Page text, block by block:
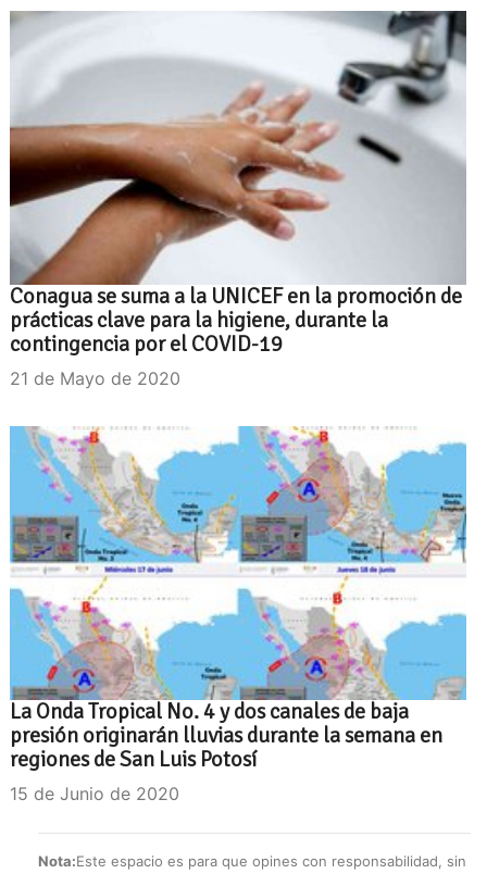
Conagua se suma a la UNICEF en la promoción de
prácticas clave para la higiene, durante la
contingencia por el COVID-19
21 de Mayo de 2020
La Onda Tropical No. 4 y dos canales de baja
presión originarán lluvias durante la semana en
regiones de San Luis Potosí
15 de Junio de 2020
Nota:Este espacio es para que opines con responsabilidad, sin